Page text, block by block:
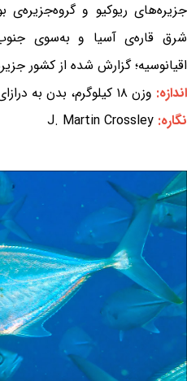
جزیره‌های ریوکیو و گروه‌جزیره‌ی
شرق قاره‌ی آسیا و به‌سوی جنوب
اقیانوسیه؛ گزارش شده از کشور
اندازه: وزن ۱۸ کیلوگرم، بدن به درازای ۱۲۰ سانتی‌متر
نگاره: J. Martin Crossley